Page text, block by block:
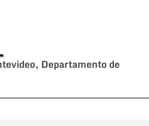
Departamento de